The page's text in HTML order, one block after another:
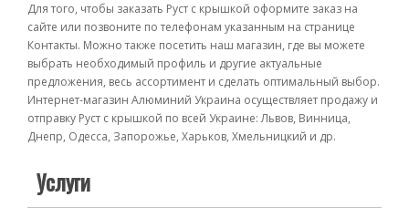
Для того, чтобы заказать Руст с крышкой оформите заказ на
сайте или позвоните по телефонам указанным на странице
Контакты. Можно также посетить наш магазин, где вы можете
выбрать необходимый профиль и другие актуальные
предложения, весь ассортимент и сделать оптимальный выбор.
Интернет-магазин Алюминий Украина осуществляет продажу и
отправку Руст с крышкой по всей Украине: Львов, Винница,
Днепр, Одесса, Запорожье, Харьков, Хмельницкий и др.
Услуги